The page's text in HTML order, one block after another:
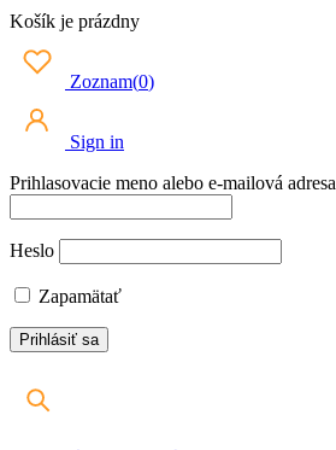
Košík je prázdny
Zoznam(0)
Sign in
Prihlasovacie meno alebo e-mailová adresa
Heslo
Zapamätať